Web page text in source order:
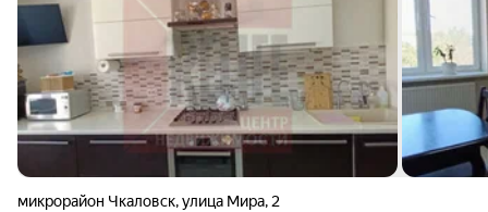
микрорайон Чкаловск,улица Мира, 2